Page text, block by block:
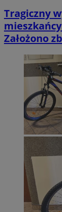
Tragiczny
Założono